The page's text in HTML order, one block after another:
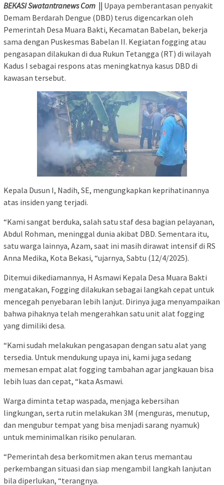
BEKASI Swatantranews Com || Upaya pemberantasan penyakit
Demam Berdarah Dengue (DBD) terus digencarkan oleh
Pemerintah Desa Muara Bakti, Kecamatan Babelan, bekerja
sama dengan Puskesmas Babelan II. Kegiatan fogging atau
pengasapan dilakukan di dua Rukun Tetangga (RT) di wilayah
Kadus I sebagai respons atas meningkatnya kasus DBD di
kawasan tersebut.
Kepala Dusun I, Nadih, SE, mengungkapkan keprihatinannya
atas insiden yang terjadi.
“Kami sangat berduka, salah satu staf desa bagian pelayanan,
Abdul Rohman, meninggal dunia akibat DBD. Sementara itu,
satu warga lainnya, Azam, saat ini masih dirawat intensif di RS
Anna Medika, Kota Bekasi, “ujarnya, Sabtu (12/4/2025).
Ditemui dikediamannya, H Asmawi Kepala Desa Muara Bakti
mengatakan, Fogging dilakukan sebagai langkah cepat untuk
mencegah penyebaran lebih lanjut. Dirinya juga menyampaikan
bahwa pihaknya telah mengerahkan satu unit alat fogging
yang dimiliki desa.
“Kami sudah melakukan pengasapan dengan satu alat yang
tersedia. Untuk mendukung upaya ini, kami juga sedang
memesan empat alat fogging tambahan agar jangkauan bisa
lebih luas dan cepat, “kata Asmawi.
Warga diminta tetap waspada, menjaga kebersihan
lingkungan, serta rutin melakukan 3M (menguras, menutup,
dan mengubur tempat yang bisa menjadi sarang nyamuk)
untuk meminimalkan risiko penularan.
“Pemerintah desa berkomitmen akan terus memantau
perkembangan situasi dan siap mengambil langkah lanjutan
bila diperlukan, “terangnya.